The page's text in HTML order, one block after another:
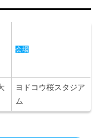
会場
ヨドコウ桜スタジア
ム